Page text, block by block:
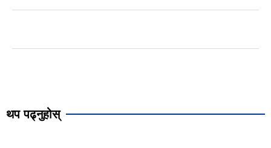
थप पढ्नुहोस्